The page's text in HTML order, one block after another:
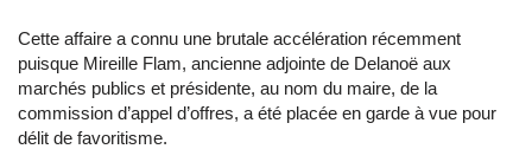
Cette affaire a connu une brutale accélération récemment
puisque Mireille Flam, ancienne adjointe de Delanoë aux
marchés publics et présidente, au nom du maire, de la
commission d’appel d’offres, a été placée en garde à vue pour
délit de favoritisme.